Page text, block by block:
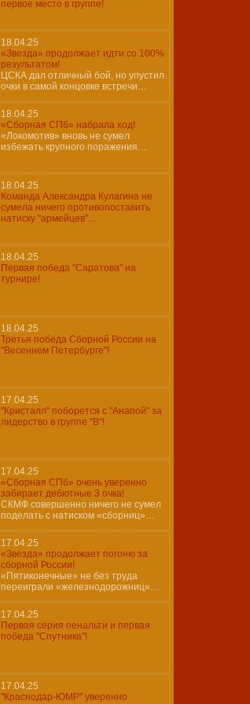
первое место в группе!
18.04.25
«Звезда» продолжает идти со 100%
результатом!
ЦСКА дал отличный бой, но упустил
очки в самой концовке встречи…
18.04.25
«Сборная СПб» набрала ход!
«Локомотив» вновь не сумел
избежать крупного поражения…
18.04.25
Команда Александра Кулагина не
сумела ничего противопоставить
натиску "армейцев"...
18.04.25
Первая победа "Саратова" на
турнире!
18.04.25
Третья победа Сборной России на
"Весеннем Петербурге"!
17.04.25
"Кристалл" поборется с "Анапой" за
лидерство в группе "В"!
17.04.25
«Сборная СПб» очень уверенно
забирает дебютные 3 очка!
СКМФ совершенно ничего не сумел
поделать с натиском «сборниц»…
17.04.25
«Звезда» продолжает погоню за
сборной России!
«Пятиконечные» не без труда
переиграли «железнодорожниц»…
17.04.25
Первая серия пенальти и первая
победа "Спутника"!
17.04.25
"Краснодар-ЮМР" уверенно